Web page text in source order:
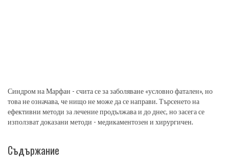
Синдром на Марфан - счита се за заболяване «условно фатален», но
това не означава, че нищо не може да се направи. Търсенето на
ефективни методи за лечение продължава и до днес, но засега се
използват доказани методи - медикаментозен и хирургичен.
Съдържание